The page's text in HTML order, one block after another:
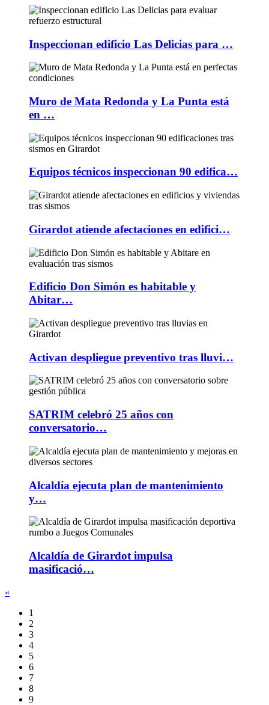
Inspeccionan edificio Las Delicias para …
Muro de Mata Redonda y La Punta está
en …
Equipos técnicos inspeccionan 90 edifica…
Girardot atiende afectaciones en edifici…
Edificio Don Simón es habitable y
Abitar…
Activan despliegue preventivo tras lluvi…
SATRIM celebró 25 años con
conversatorio…
Alcaldía ejecuta plan de mantenimiento
y…
Alcaldía de Girardot impulsa
masificació…
«
1
2
3
4
5
6
7
8
9